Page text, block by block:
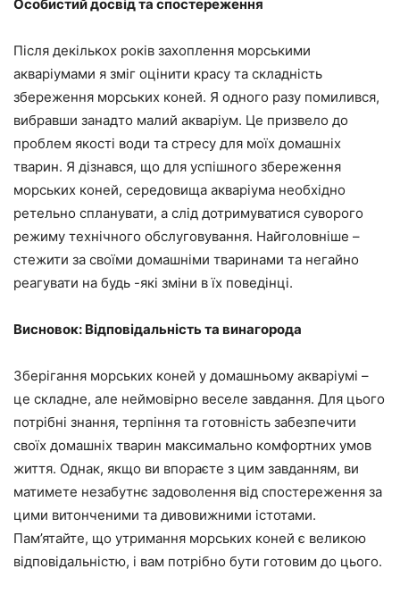
Особистий досвід та спостереження
Після декількох років захоплення морськими
акваріумами я зміг оцінити красу та складність
збереження морських коней. Я одного разу помилився,
вибравши занадто малий акваріум. Це призвело до
проблем якості води та стресу для моїх домашніх
тварин. Я дізнався, що для успішного збереження
морських коней, середовища акваріума необхідно
ретельно спланувати, а слід дотримуватися суворого
режиму технічного обслуговування. Найголовніше –
стежити за своїми домашніми тваринами та негайно
реагувати на будь -які зміни в їх поведінці.
Висновок: Відповідальність та винагорода
Зберігання морських коней у домашньому акваріумі –
це складне, але неймовірно веселе завдання. Для цього
потрібні знання, терпіння та готовність забезпечити
своїх домашніх тварин максимально комфортних умов
життя. Однак, якщо ви впораєте з цим завданням, ви
матимете незабутнє задоволення від спостереження за
цими витонченими та дивовижними істотами.
Пам’ятайте, що утримання морських коней є великою
відповідальністю, і вам потрібно бути готовим до цього.